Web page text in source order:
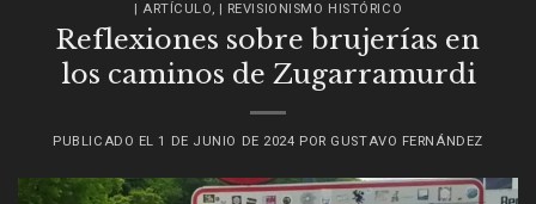
| ARTÍCULO, | REVISIONISMO HISTÓRICO
Reflexiones sobre brujerías en
los caminos de Zugarramurdi
PUBLICADO EL 1 DE JUNIO DE 2024 POR GUSTAVO FERNÁNDEZ